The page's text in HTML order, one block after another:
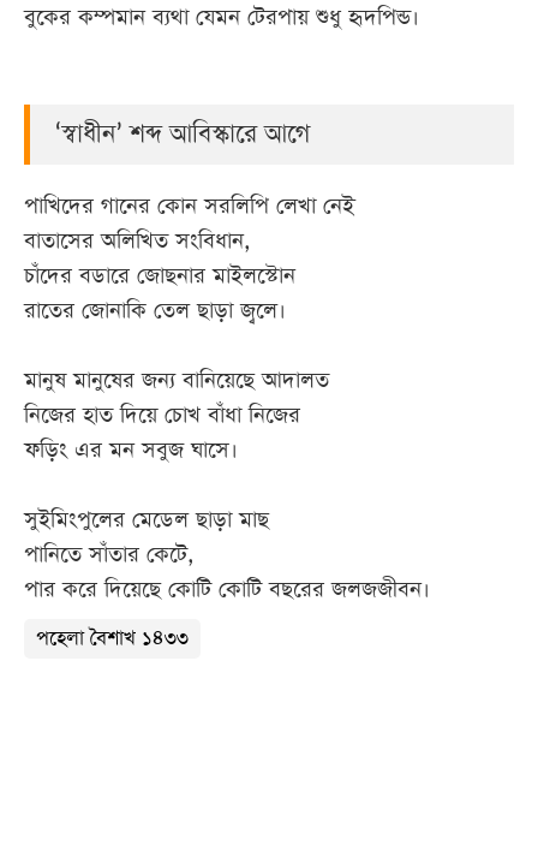
বুকের কম্পমান ব্যথা যেমন টেরপায় শুধু হৃদপিন্ড।
‘স্বাধীন’ শব্দ আবিস্কারে আগে
পাখিদের গানের কোন সরলিপি লেখা নেই
বাতাসের অলিখিত সংবিধান,
চাঁদের বডারে জোছনার মাইলস্টোন
রাতের জোনাকি তেল ছাড়া জ্বলে।
মানুষ মানুষের জন্য বানিয়েছে আদালত
নিজের হাত দিয়ে চোখ বাঁধা নিজের
ফড়িং এর মন সবুজ ঘাসে।
সুইমিংপুলের মেডেল ছাড়া মাছ
পানিতে সাঁতার কেটে,
পার করে দিয়েছে কোটি কোটি বছরের জলজজীবন।
পহেলা বৈশাখ ১৪৩৩